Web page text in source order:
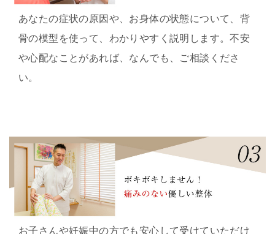
あなたの症状の原因や、お身体の状態について、背
骨の模型を使って、わかりやすく説明します。不安
や心配なことがあれば、なんでも、ご相談くださ
い。
お子さんや妊娠中の方でも安心して受けていただけ